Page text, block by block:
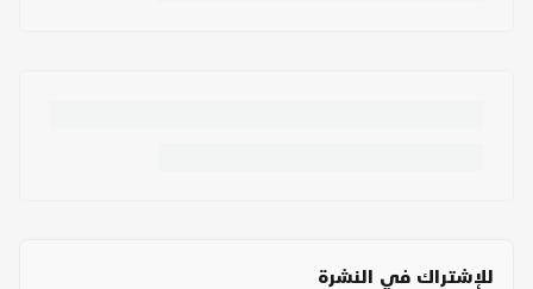
للإشتراك في النشرة